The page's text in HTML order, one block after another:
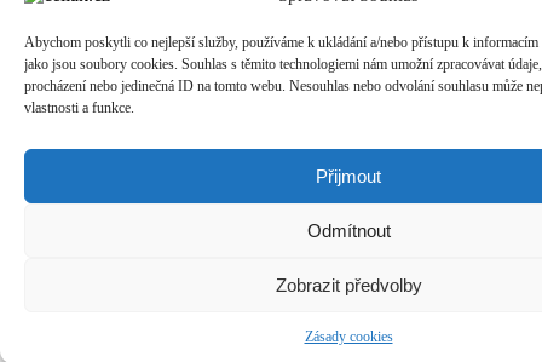
Abychom poskytli co nejlepší služby, používáme k ukládání a/nebo přístupu k informacím
jako jsou soubory cookies. Souhlas s těmito technologiemi nám umožní zpracovávat
procházení nebo jedinečná ID na tomto webu. Nesouhlas nebo odvolání souhlasu může
vlastnosti a funkce.
Přijmout
Odmítnout
Zobrazit předvolby
Zásady cookies